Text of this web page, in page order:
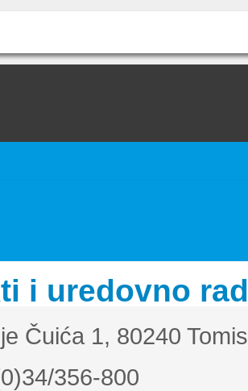
i uredovno
Čuića 1, 80240
356-800